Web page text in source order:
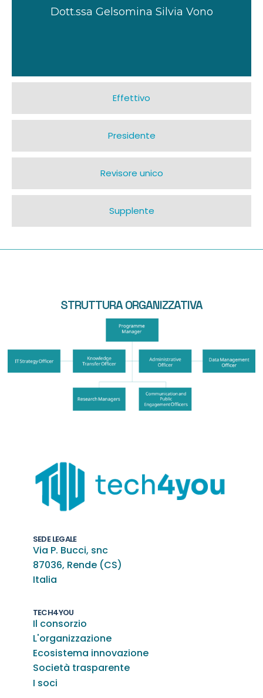
Effettivo
Presidente
Revisore unico
Supplente
Dott.ssa Gelsomina Silvia Vono
STRUTTURA ORGANIZZATIVA
SEDE LEGALE
Via P. Bucci, snc
87036, Rende (CS)
Italia
TECH4YOU
Il consorzio
L'organizzazione
Ecosistema innovazione
Società trasparente
I soci